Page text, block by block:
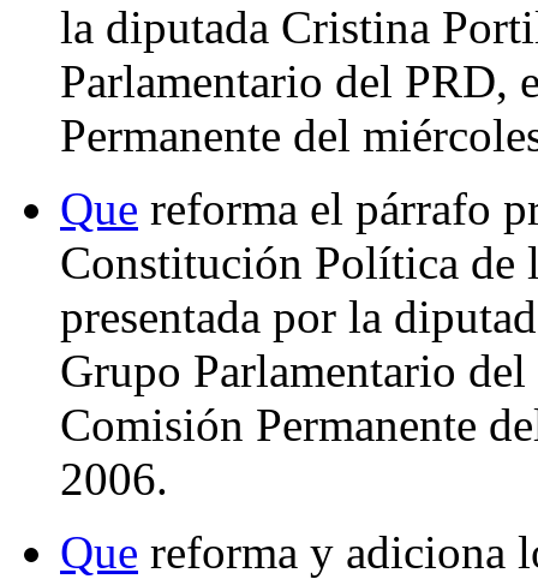
la diputada Cristina
Parlamentario del PRD,
Permanente del
Que reforma el párrafo
Constitución Política de
presentada por la
Grupo Parlamentario
Comisión Permanente
2006.
Que reforma y adiciona